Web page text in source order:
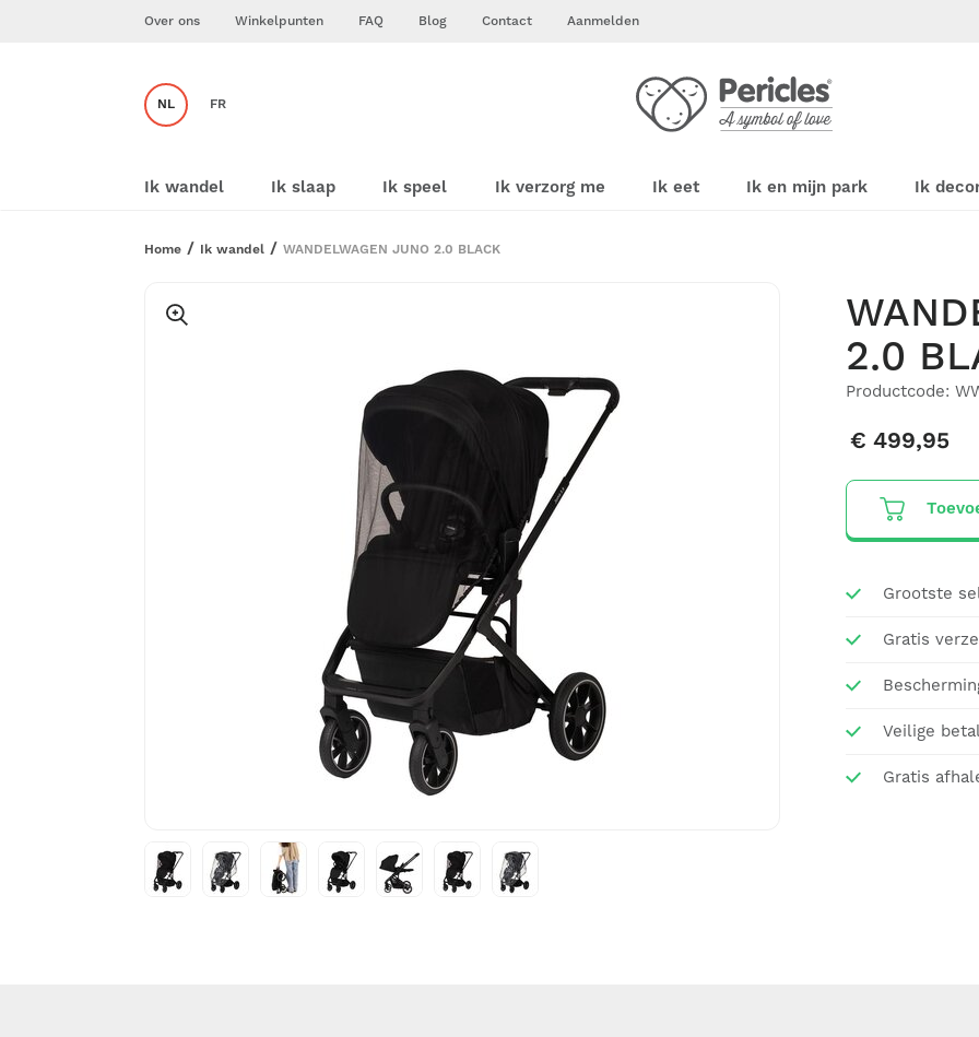
Over ons Winkelpunten FAQ Blog Contact Aanmelden
NL FR
Ik wandel Ik slaap Ik speel Ik verzorg me Ik eet Ik en mijn park Ik
Home Ik wandel WANDELWAGEN JUNO 2.0 BLACK
2.0
Productcode:
€ 499,95
Grootste
Gratis
Veilige
Gratis